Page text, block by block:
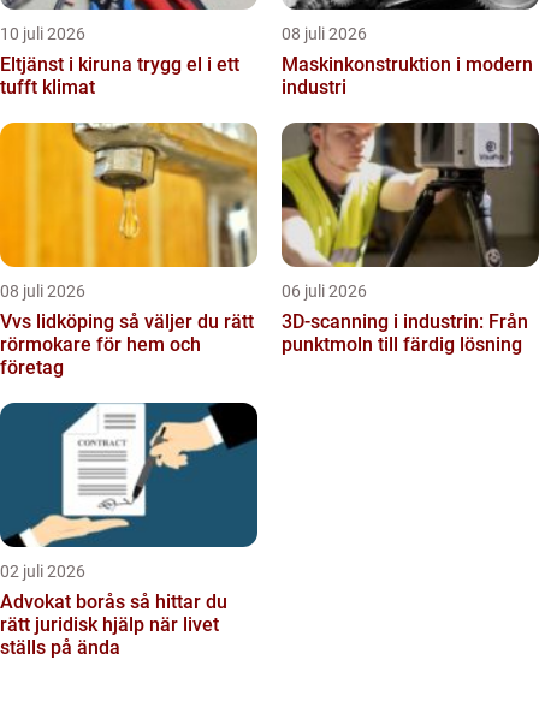
10 juli 2026
Eltjänst i kiruna trygg el i ett
tufft klimat
08 juli 2026
Maskinkonstruktion i modern
industri
08 juli 2026
Vvs lidköping så väljer du rätt
rörmokare för hem och
företag
06 juli 2026
3D-scanning i industrin: Från
punktmoln till färdig lösning
02 juli 2026
Advokat borås så hittar du
rätt juridisk hjälp när livet
ställs på ända